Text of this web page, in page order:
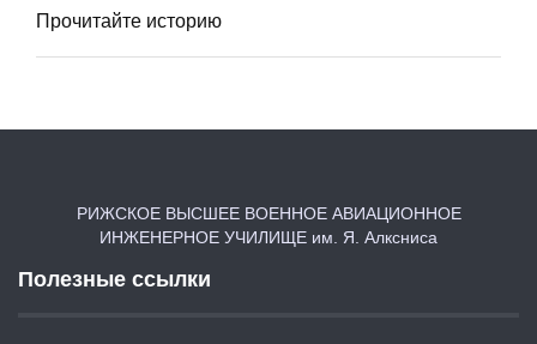
Прочитайте историю
РИЖСКОЕ ВЫСШЕЕ ВОЕННОЕ АВИАЦИОННОЕ
ИНЖЕНЕРНОЕ УЧИЛИЩЕ им. Я. Алксниса
Полезные ссылки